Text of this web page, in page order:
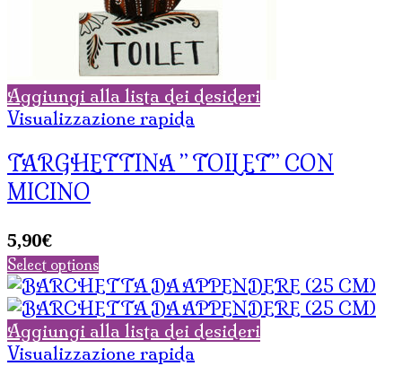
Aggiungi alla lista dei desideri
Visualizzazione rapida
TARGHETTINA ” TOILET” CON
MICINO
5,90€
Select options
Aggiungi alla lista dei desideri
Visualizzazione rapida